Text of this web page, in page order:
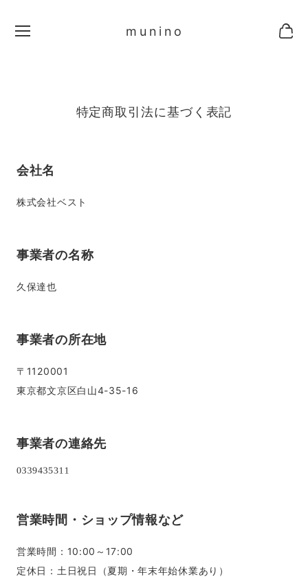
munino
特定商取引法に基づく表記
会社名
株式会社ベスト
事業者の名称
久保達也
事業者の所在地
〒1120001
東京都文京区白山4-35-16
事業者の連絡先
営業時間・ショップ情報など
営業時間：10:00～17:00
定休日：土日祝日（夏期・年末年始休業あり）